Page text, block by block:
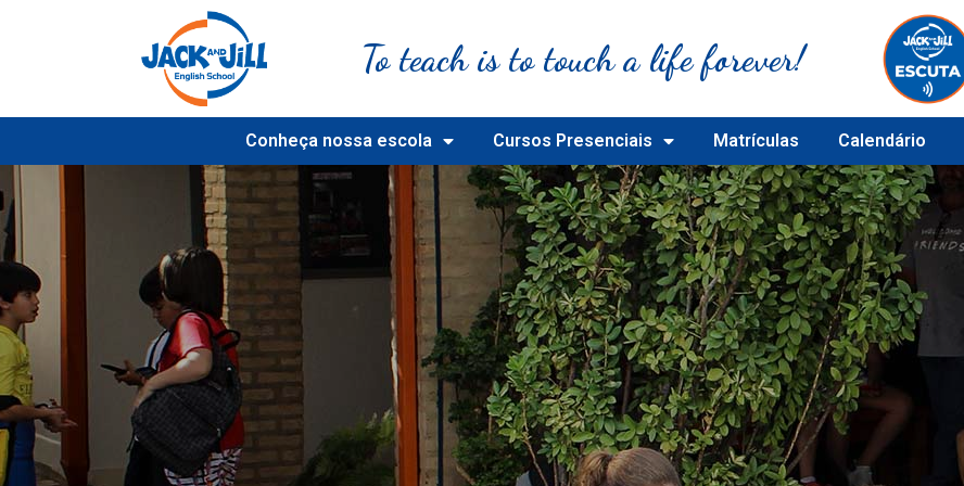
To teach is to touch a life forever!
Conheça nossa escola Cursos Presenciais Matrículas Calendário